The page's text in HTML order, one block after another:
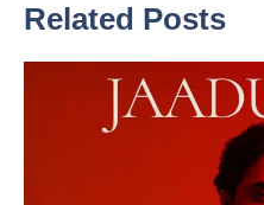
Related Posts